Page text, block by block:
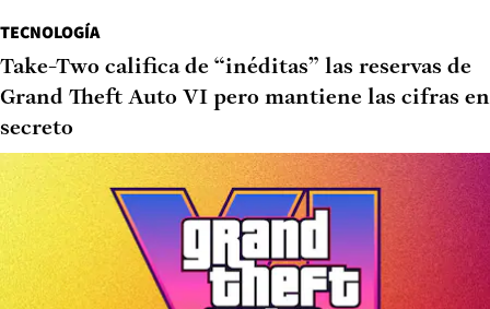
TECNOLOGÍA
Take-Two califica de “inéditas” las reservas de
Grand Theft Auto VI pero mantiene las cifras en
secreto